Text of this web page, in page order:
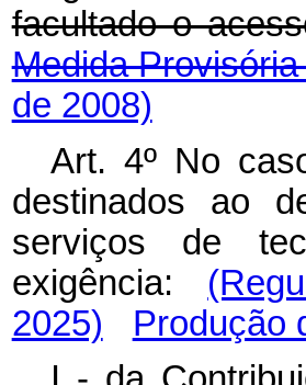
facultado o
Medida
de 2008)
Art. 4º No
destinados ao
serviços de
exigência:
2025)
Produção